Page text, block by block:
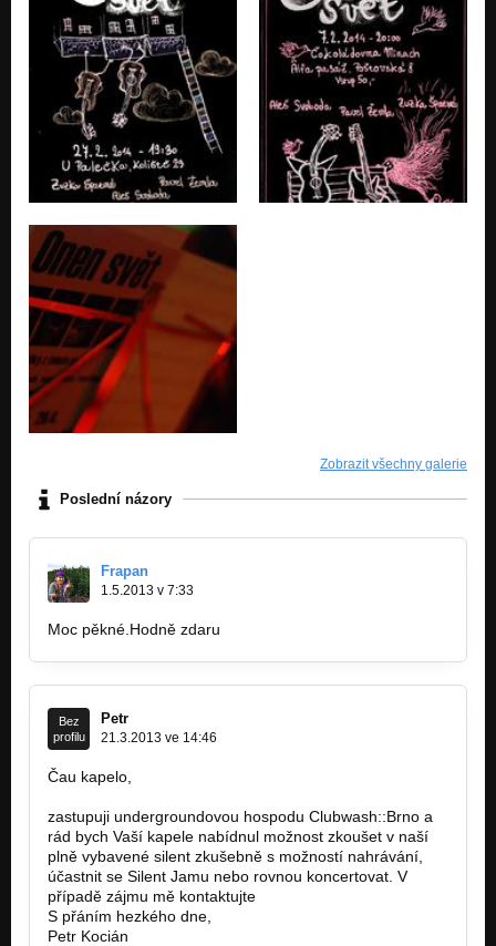
Zobrazit všechny galerie
Poslední názory
Frapan
1.5.2013 v 7:33
Moc pěkné.Hodně zdaru
Bez
profilu
Petr
21.3.2013 ve 14:46
Čau kapelo,
zastupuji undergroundovou hospodu Clubwash::Brno a
rád bych Vaší kapele nabídnul možnost zkoušet v naší
plně vybavené silent zkušebně s možností nahrávání,
účastnit se Silent Jamu nebo rovnou koncertovat. V
případě zájmu mě kontaktujte
S přáním hezkého dne,
Petr Kocián